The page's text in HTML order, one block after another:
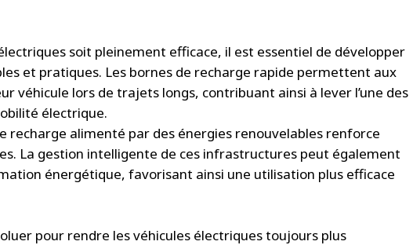
soit pleinement efficace, il est essentiel de développer
et pratiques. Les bornes de recharge rapide permettent aux
véhicule lors de trajets longs, contribuant ainsi à lever l’une des
électrique.
recharge alimenté par des énergies renouvelables renforce
La gestion intelligente de ces infrastructures peut également
énergétique, favorisant ainsi une utilisation plus efficace
pour rendre les véhicules électriques toujours plus